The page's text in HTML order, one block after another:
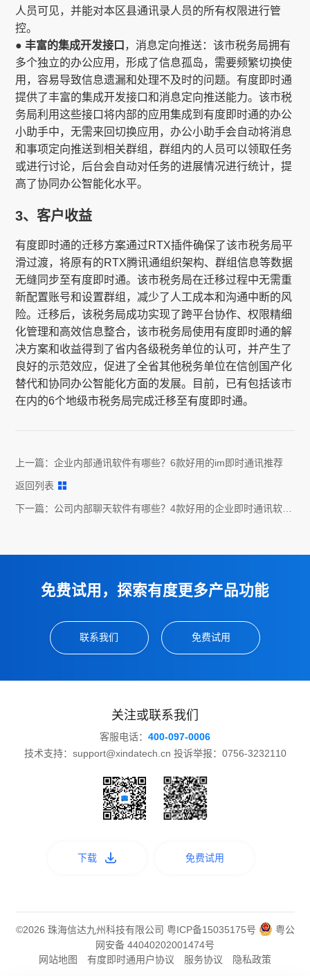
人员可见，并能对本区县通讯录人员的所有权限进行管
控。
● 丰富的集成开发接口 ，消息定向推送：该市税务局拥有
多个独立的办公应用，形成了信息孤岛，需要频繁切换使
用，容易导致信息遗漏和处理不及时的问题。有度即时通
提供了丰富的集成开发接口和消息定向推送能力。该市税
务局利用这些接口将内部的应用集成到有度即时通的办公
小助手中，无需来回切换应用，办公小助手会自动将消息
和事项定向推送到相关群组，群组内的人员可以领取任务
或进行讨论，后台会自动对任务的进展情况进行统计，提
高了协同办公智能化水平。
3、客户收益
有度即时通的迁移方案通过RTX插件确保了该市税务局平
滑过渡，将原有的RTX腾讯通组织架构、群组信息等数据
无缝同步至有度即时通。该市税务局在迁移过程中无需重
新配置账号和设置群组，减少了人工成本和沟通中断的风
险。迁移后，该税务局成功实现了跨平台协作、权限精细
化管理和高效信息整合，该市税务局使用有度即时通的解
决方案和收益得到了省内各级税务单位的认可，并产生了
良好的示范效应，促进了全省其他税务单位在信创国产化
替代和协同办公智能化方面的发展。目前，已有包括该市
在内的6个地级市税务局完成迁移至有度即时通。
上一篇：企业内部通讯软件有哪些？6款好用的im即时通讯推荐
返回列表
下一篇： 公司内部聊天软件有哪些？4款好用的企业即时通讯软件
免费试用，探索有度更多产品功能
联系我们 免费试用
关注或联系我们
客服电话： 400-097-0006
技术支持：support@xindatech.cn 投诉举报：0756-3232110
下载 免费试用
©2026 珠海信达九州科技有限公司 粤ICP备15035175号
粤公
网安备 44040202001474号
网站地图
有度即时通用户协议 服务协议 隐私政策